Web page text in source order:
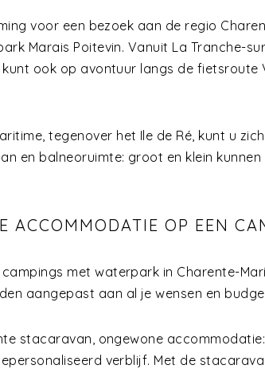
voor een bezoek aan de regio
Marais Poitevin. Vanuit La Tranche-
ook op avontuur langs de fietsroute
tegenover het Ile de Ré, kunt u
en balneoruimte: groot en klein
OP EEN
met waterpark in Charente-
aangepast aan al je wensen en
stacaravan, ongewone
verblijf. Met de